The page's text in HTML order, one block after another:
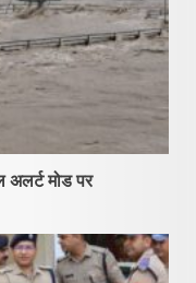
अलर्ट मोड पर